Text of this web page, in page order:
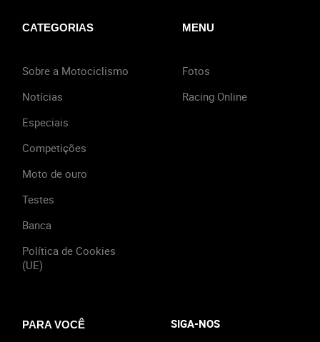
CATEGORIAS
Sobre a Motociclismo
Notícias
Especiais
Competições
Moto de ouro
Testes
Banca
Política de Cookies
(UE)
MENU
Fotos
Racing Online
PARA VOCÊ SIGA-NOS